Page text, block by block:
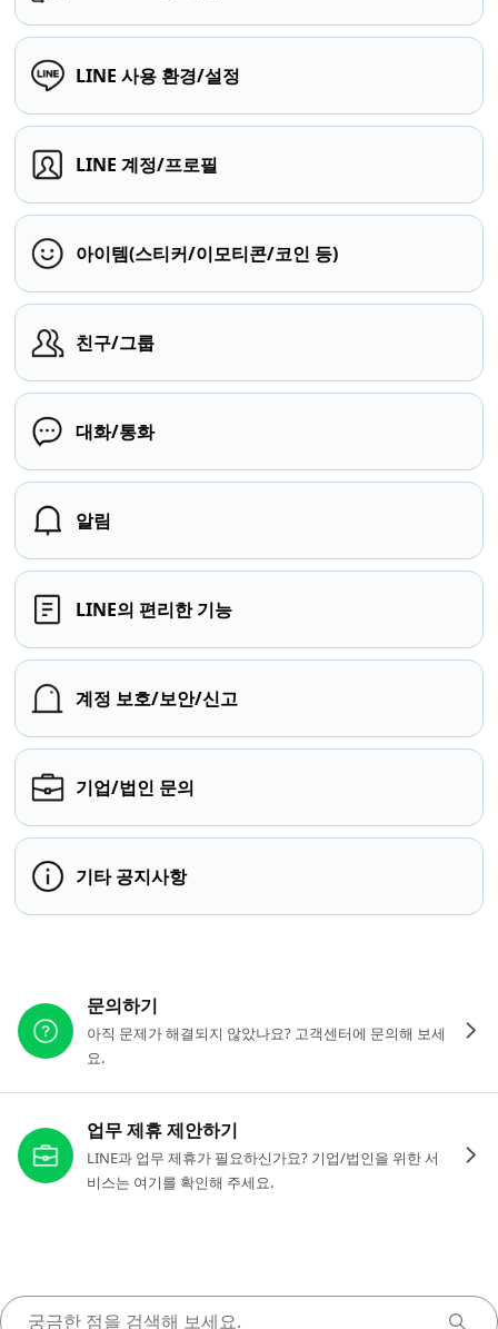
LINE 사용 환경/설정
LINE 계정/프로필
아이템(스티커/이모티콘/코인 등)
친구/그룹
대화/통화
알림
LINE의 편리한 기능
계정 보호/보안/신고
기업/법인 문의
기타 공지사항
문의하기
아직 문제가 해결되지 않았나요? 고객센터에 문의해 보세
요.
업무 제휴 제안하기
LINE과 업무 제휴가 필요하신가요? 기업/법인을 위한 서
비스는 여기를 확인해 주세요.